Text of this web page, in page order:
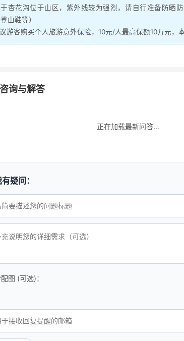
杏花沟位于山区，紫外线较为强烈，请自行准备防晒
山鞋等）
游客购买个人旅游意外保险，10元/人最高保额10万元，
询与解答
正在加载最新问答...
疑问：
配图 (可选)：